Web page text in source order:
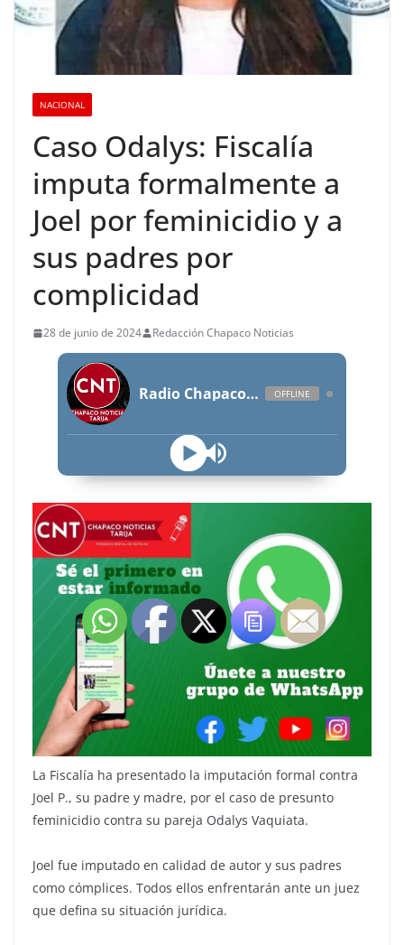
NACIONAL
Caso Odalys: Fiscalía
imputa formalmente a
Joel por feminicidio y a
sus padres por
complicidad
28 de junio de 2024 Redacción Chapaco Noticias
Radio Chapaco Noticias Las 24 horas en vivo OFFLINE
La Fiscalía ha presentado la imputación formal contra
Joel P., su padre y madre, por el caso de presunto
feminicidio contra su pareja Odalys Vaquiata.
Joel fue imputado en calidad de autor y sus padres
como cómplices. Todos ellos enfrentarán ante un juez
que defina su situación jurídica.